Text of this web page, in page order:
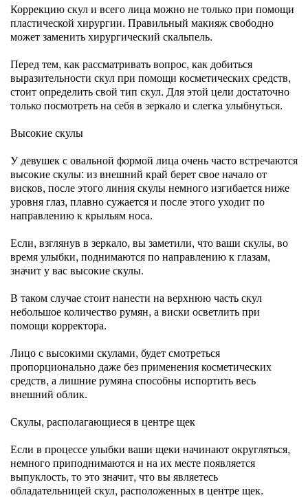
Коррекцию скул и всего лица можно не только при помощи
пластической хирургии. Правильный макияж свободно
может заменить хирургический скальпель.
Перед тем, как рассматривать вопрос, как добиться
выразительности скул при помощи косметических средств,
стоит определить свой тип скул. Для этой цели достаточно
только посмотреть на себя в зеркало и слегка улыбнуться.
Высокие скулы
У девушек с овальной формой лица очень часто встречаются
высокие скулы: из внешний край берет свое начало от
висков, после этого линия скулы немного изгибается ниже
уровня глаз, плавно сужается и после этого уходит по
направлению к крыльям носа.
Если, взглянув в зеркало, вы заметили, что ваши скулы, во
время улыбки, поднимаются по направлению к глазам,
значит у вас высокие скулы.
В таком случае стоит нанести на верхнюю часть скул
небольшое количество румян, а виски осветлить при
помощи корректора.
Лицо с высокими скулами, будет смотреться
пропорционально даже без применения косметических
средств, а лишние румяна способны испортить весь
внешний облик.
Скулы, располагающиеся в центре щек
Если в процессе улыбки ваши щеки начинают округляться,
немного приподнимаются и на их месте появляется
выпуклость, то это значит, что вы являетесь
обладательницей скул, расположенных в центре щек.